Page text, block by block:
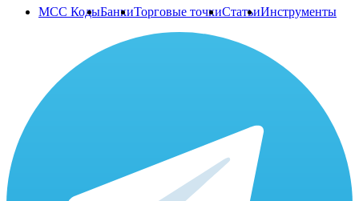
MCC КодыБанкиТорговые точкиСтатьиИнструменты